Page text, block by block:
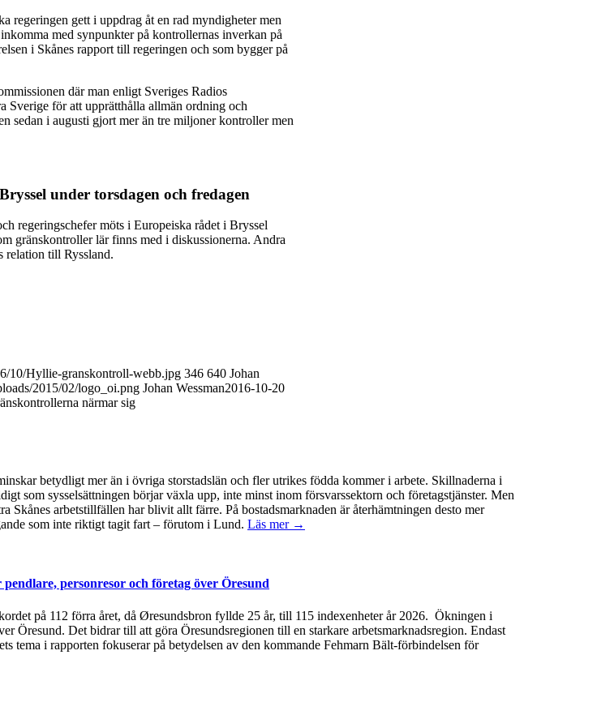
regeringen gett i uppdrag åt en rad myndigheter men
med synpunkter på kontrollernas inverkan på
i Skånes rapport till regeringen och som bygger på
där man enligt Sveriges Radios
Sverige för att upprätthålla allmän ordning och
sedan i augusti gjort mer än tre miljoner kontroller men
under torsdagen och fredagen
regeringschefer möts i Europeiska rådet i Bryssel
gränskontroller lär finns med i diskussionerna. Andra
relation till Ryssland.
10/Hyllie-granskontroll-webb.jpg 346 640 Johan
2015/02/logo_oi.png Johan Wessman2016-10-20
närmar sig
betydligt mer än i övriga storstadslän och fler utrikes födda kommer i arbete. Skillnaderna i
som sysselsättningen börjar växla upp, inte minst inom försvarssektorn och företagstjänster. Men
Skånes arbetstillfällen har blivit allt färre. På bostadsmarknaden är återhämtningen desto mer
som inte riktigt tagit fart – förutom i Lund. Läs mer →
personresor och företag över Öresund
på 112 förra året, då Øresundsbron fyllde 25 år, till 115 indexenheter år 2026. Ökningen i
Öresund. Det bidrar till att göra Öresundsregionen till en starkare arbetsmarknadsregion. Endast
tema i rapporten fokuserar på betydelsen av den kommande Fehmarn Bält-förbindelsen för